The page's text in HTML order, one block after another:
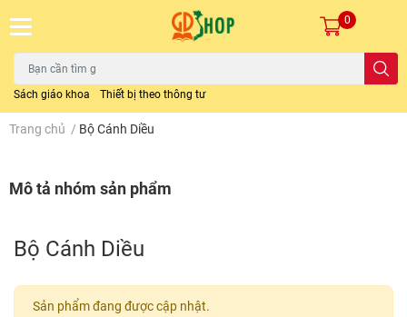
Sách giáo khoa Thiết bị theo thông tư
0
Trang chủ / Bộ Cánh Diều
Mô tả nhóm sản phẩm
Bộ Cánh Diều
Sản phẩm đang được cập nhật.